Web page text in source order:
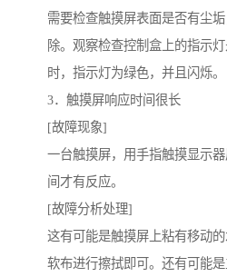
需要检查触摸屏表面是否有尘
除。观察检查控制盒上的指示
时，指示灯为绿色，并且闪烁。
3．触摸屏响应时间很长
[故障现象]
一台触摸屏，用手指触摸显示
间才有反应。
[故障分析处理]
这有可能是触摸屏上粘有移动
软布进行擦拭即可。还有可能